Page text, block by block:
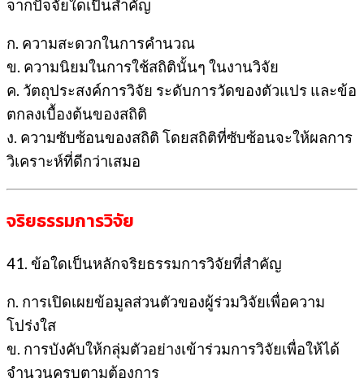
จากปัจจัยใดเป็นสำคัญ
ก. ความสะดวกในการคำนวณ
ข. ความนิยมในการใช้สถิตินั้นๆ ในงานวิจัย
ค. วัตถุประสงค์การวิจัย ระดับการวัดของตัวแปร และข้อ
ตกลงเบื้องต้นของสถิติ
ง. ความซับซ้อนของสถิติ โดยสถิติที่ซับซ้อนจะให้ผลการ
วิเคราะห์ที่ดีกว่าเสมอ
จริยธรรมการวิจัย
41. ข้อใดเป็นหลักจริยธรรมการวิจัยที่สำคัญ
ก. การเปิดเผยข้อมูลส่วนตัวของผู้ร่วมวิจัยเพื่อความ
โปร่งใส
ข. การบังคับให้กลุ่มตัวอย่างเข้าร่วมการวิจัยเพื่อให้ได้
จำนวนครบตามต้องการ